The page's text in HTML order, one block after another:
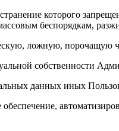
которого
беспорядкам,
ложную,
собственности
данных иных